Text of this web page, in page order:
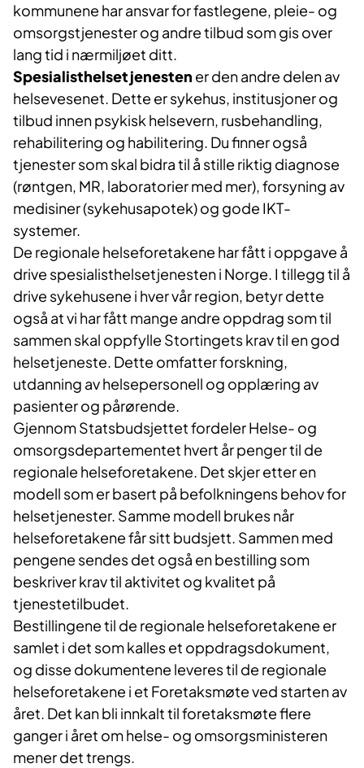
kommunene har ansvar for fastlegene, pleie- og
omsorgstjenester og andre tilbud som gis over
lang tid i nærmiljøet ditt.
Spesialisthelsetjenesten er den andre delen av
helsevesenet. Dette er sykehus, institusjoner og
tilbud innen psykisk helsevern, rusbehandling,
rehabilitering og habilitering. Du finner også
tjenester som skal bidra til å stille riktig diagnose
(røntgen, MR, laboratorier med mer), forsyning av
medisiner (sykehusapotek) og gode IKT-
systemer.
De regionale helseforetakene har fått i oppgave å
drive spesialisthelsetjenesten i Norge. I tillegg til å
drive sykehusene i hver vår region, betyr dette
også at vi har fått mange andre oppdrag som til
sammen skal oppfylle Stortingets krav til en god
helsetjeneste. Dette omfatter forskning,
utdanning av helsepersonell og opplæring av
pasienter og pårørende.
Gjennom Statsbudsjettet fordeler Helse- og
omsorgsdepartementet hvert år penger til de
regionale helseforetakene. Det skjer etter en
modell som er basert på befolkningens behov for
helsetjenester. Samme modell brukes når
helseforetakene får sitt budsjett. Sammen med
pengene sendes det også en bestilling som
beskriver krav til aktivitet og kvalitet på
tjenestetilbudet.
Bestillingene til de regionale helseforetakene er
samlet i det som kalles et oppdragsdokument,
og disse dokumentene leveres til de regionale
helseforetakene i et Foretaksmøte ved starten av
året. Det kan bli innkalt til foretaksmøte flere
ganger i året om helse- og omsorgsministeren
mener det trengs.